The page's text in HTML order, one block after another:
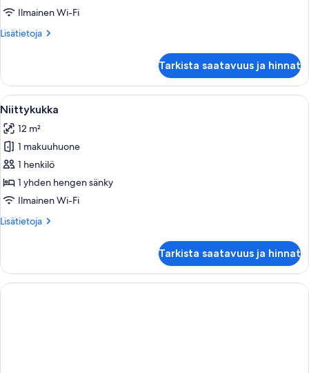
Ilmainen Wi-Fi
Lisätietoja
Lisätietoja
Tarkista saatavuus ja hinnat
Avaa
kaikki
huonetyypin
Niittykukka
kuvat
Hotellihuone, jossa on valkoinen
8
Niittykukka
12 m²
1 makuuhuone
1 henkilö
1 yhden hengen sänky
Ilmainen Wi-Fi
Lisätietoja
Lisätietoja
Tarkista saatavuus ja hinnat